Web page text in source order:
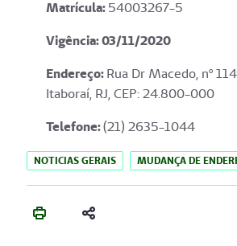
Matrícula:54003267-5
Vigência: 03/11/2020
Endereço:Rua Dr Macedo, nº
Itaboraí, RJ, CEP: 24.800-000
Telefone:(21) 2635-1044
NOTICIAS GERAIS MUDANÇA DE